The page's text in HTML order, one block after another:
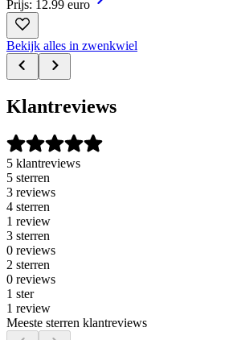
Prijs: 12.99 euro
Bekijk alles in zwenkwiel
Klantreviews
5 klantreviews
5 sterren
3 reviews
4 sterren
1 review
3 sterren
0 reviews
2 sterren
0 reviews
1 ster
1 review
Meeste sterren klantreviews